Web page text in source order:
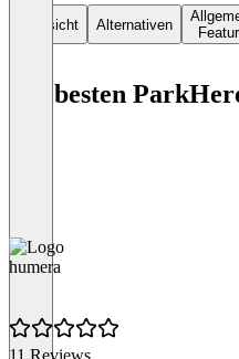
Übersicht Alternativen
Die besten
humera
11 Reviews